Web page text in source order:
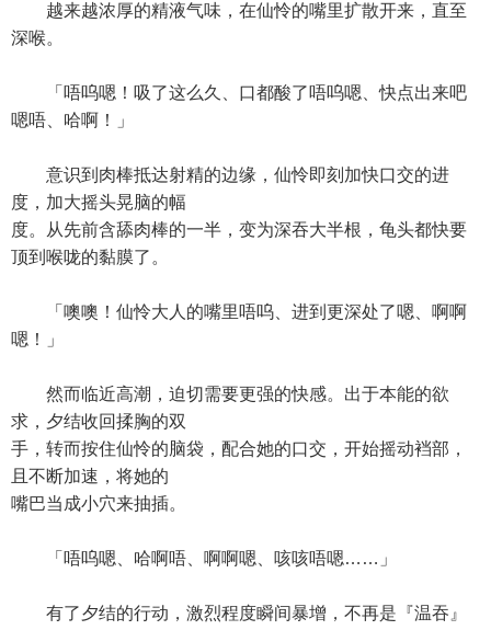
越来越浓厚的精液气味，在仙怜的嘴里扩散开来，直至
深喉。
「唔呜嗯！吸了这么久、口都酸了唔呜嗯、快点出来吧
嗯唔、哈啊！」
意识到肉棒抵达射精的边缘，仙怜即刻加快口交的进
度，加大摇头晃脑的幅
度。从先前含舔肉棒的一半，变为深吞大半根，龟头都快要
顶到喉咙的黏膜了。
「噢噢！仙怜大人的嘴里唔呜、进到更深处了嗯、啊啊
嗯！」
然而临近高潮，迫切需要更强的快感。出于本能的欲
求，夕结收回揉胸的双
手，转而按住仙怜的脑袋，配合她的口交，开始摇动裆部，
且不断加速，将她的
嘴巴当成小穴来抽插。
「唔呜嗯、哈啊唔、啊啊嗯、咳咳唔嗯……」
有了夕结的行动，激烈程度瞬间暴增，不再是『温吞』